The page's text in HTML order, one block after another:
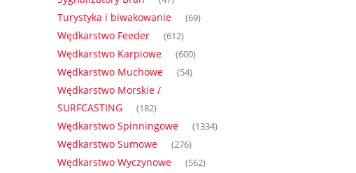
Turystyka i biwakowanie (69)
Wędkarstwo Feeder (612)
Wędkarstwo Karpiowe (600)
Wędkarstwo Muchowe (54)
Wędkarstwo Morskie /
SURFCASTING
(182)
Wędkarstwo Spinningowe (1334)
Wędkarstwo Sumowe (276)
Wędkarstwo Wyczynowe (562)